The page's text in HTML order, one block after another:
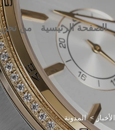
الصفحة الرئيسية من نحن
الأخبار>المدونة